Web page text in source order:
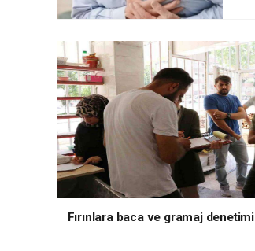
Fırınlara baca ve gramaj denetimi